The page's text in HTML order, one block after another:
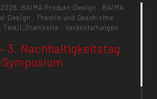
BA/MA Produkt-Design , BA/MA
Design , Theorie und Geschichte
, Textil_Startseite ,Veranstaltungen
3. Nachhaltigkeitstag